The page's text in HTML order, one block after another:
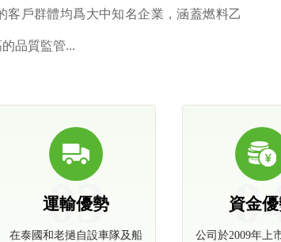
客戶群體均爲大中知名企業，涵蓋燃料乙
品質監管...
03
運輸優勢
在泰國和老撾自設車隊及船
資金
公司於2009年上